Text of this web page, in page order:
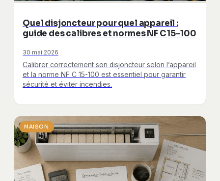
Quel disjoncteur pour quel appareil :
guide des calibres et normes NF C 15-100
30 mai 2026
Calibrer correctement son disjoncteur selon l’appareil
et la norme NF C 15-100 est essentiel pour garantir
sécurité et éviter incendies.
MAISON